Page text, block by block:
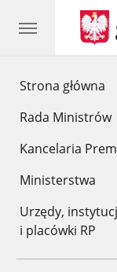
Strona główna
Rada Ministrów
Kancelaria
Ministerstwa
Urzędy,
i placówki RP